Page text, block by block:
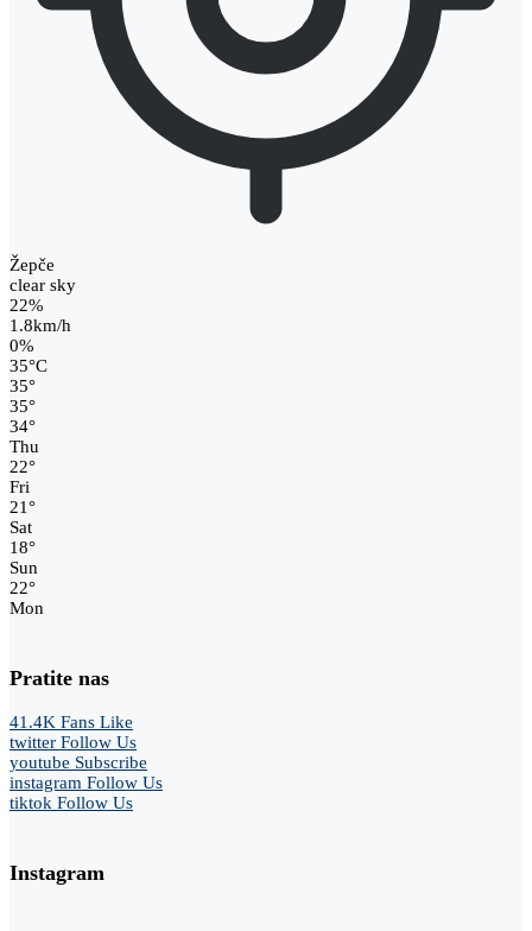
Žepče
clear sky
22%
1.8km/h
0%
35°C
35°
35°
34°
Thu
22°
Fri
21°
Sat
18°
Sun
22°
Mon
Pratite nas
41.4K Fans Like
twitter Follow Us
youtube Subscribe
instagram Follow Us
tiktok Follow Us
Instagram